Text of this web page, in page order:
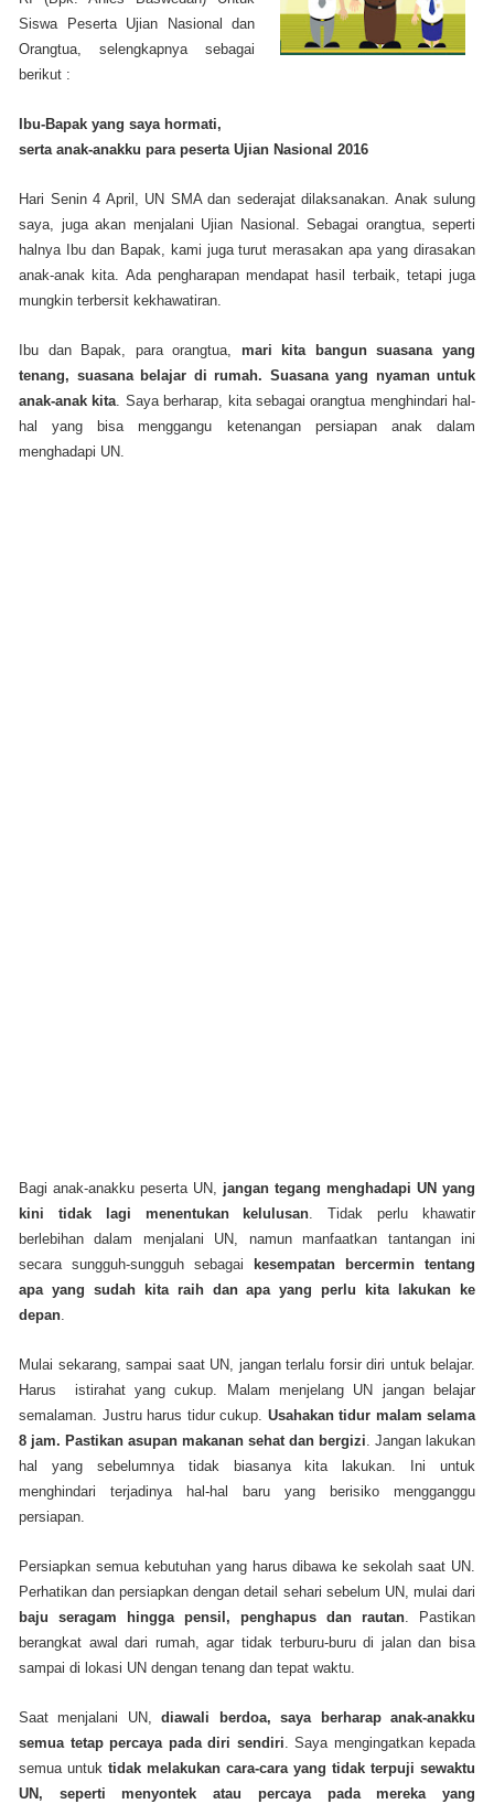
Siswa Peserta Ujian Nasional dan
Orangtua, selengkapnya sebagai
berikut :
Ibu-Bapak yang saya hormati,
serta anak-anakku para peserta Ujian Nasional 2016
Hari Senin 4 April, UN SMA dan sederajat dilaksanakan. Anak sulung
saya, juga akan menjalani Ujian Nasional. Sebagai orangtua, seperti
halnya Ibu dan Bapak, kami juga turut merasakan apa yang dirasakan
anak-anak kita. Ada pengharapan mendapat hasil terbaik, tetapi juga
mungkin terbersit kekhawatiran.
Ibu dan Bapak, para orangtua, mari kita bangun suasana yang
tenang, suasana belajar di rumah. Suasana yang nyaman untuk
anak-anak kita . Saya berharap, kita sebagai orangtua menghindari hal-
hal yang bisa menggangu ketenangan persiapan anak dalam
menghadapi UN.
Bagi anak-anakku peserta UN, jangan tegang menghadapi UN yang
kini tidak lagi menentukan kelulusan . Tidak perlu khawatir
berlebihan dalam menjalani UN, namun manfaatkan tantangan ini
secara sungguh-sungguh sebagai kesempatan bercermin tentang
apa yang sudah kita raih dan apa yang perlu kita lakukan ke
depan
Mulai sekarang, sampai saat UN, jangan terlalu forsir diri untuk belajar.
Harus istirahat yang cukup. Malam menjelang UN jangan belajar
semalaman. Justru harus tidur cukup. Usahakan tidur malam selama
8 jam. Pastikan asupan makanan sehat dan bergizi . Jangan lakukan
hal yang sebelumnya tidak biasanya kita lakukan. Ini untuk
menghindari terjadinya hal-hal baru yang berisiko mengganggu
persiapan.
Persiapkan semua kebutuhan yang harus dibawa ke sekolah saat UN.
Perhatikan dan persiapkan dengan detail sehari sebelum UN, mulai dari
baju seragam hingga pensil, penghapus dan rautan . Pastikan
berangkat awal dari rumah, agar tidak terburu-buru di jalan dan bisa
sampai di lokasi UN dengan tenang dan tepat waktu.
Saat menjalani UN,diawali berdoa, saya berharap anak-anakku
semua tetap percaya pada diri sendiri . Saya mengingatkan kepada
semua untuk tidak melakukan cara-cara yang tidak terpuji sewaktu
UN, seperti menyontek atau percaya pada mereka yang